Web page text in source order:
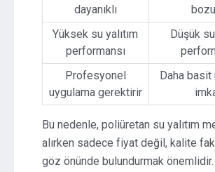
dayanıklı
Yüksek su yalıtım
performansı
Düşük su
Profesyonel
uygulama gerektirir
Daha basit
Bu nedenle, poliüretan su yalıtım
alırken sadece fiyat değil, kalite
göz önünde bulundurmak